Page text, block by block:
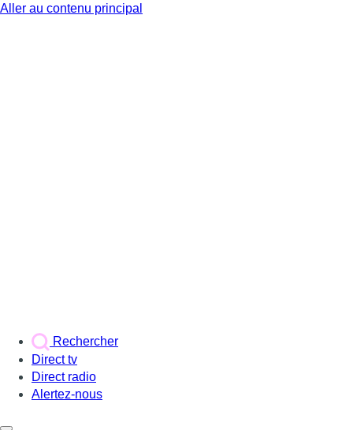
Aller au contenu principal
Rechercher
Direct tv
Direct radio
Alertez-nous